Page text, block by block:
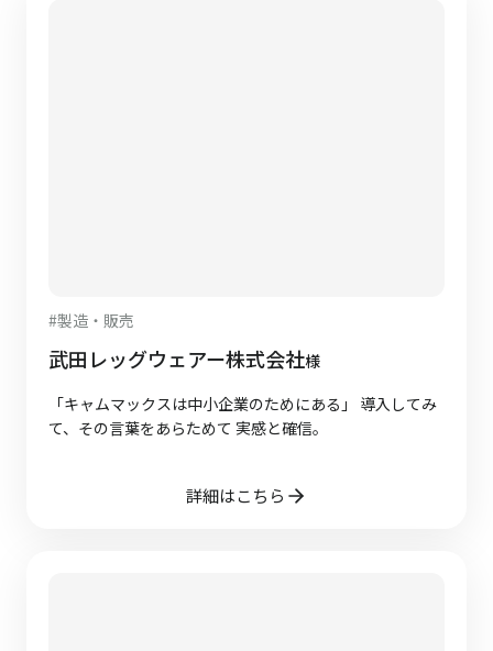
#製造・販売
武田レッグウェアー株式会社様
「キャムマックスは中小企業のためにある」 導入してみ
て、その言葉をあらためて 実感と確信。
詳細はこちら